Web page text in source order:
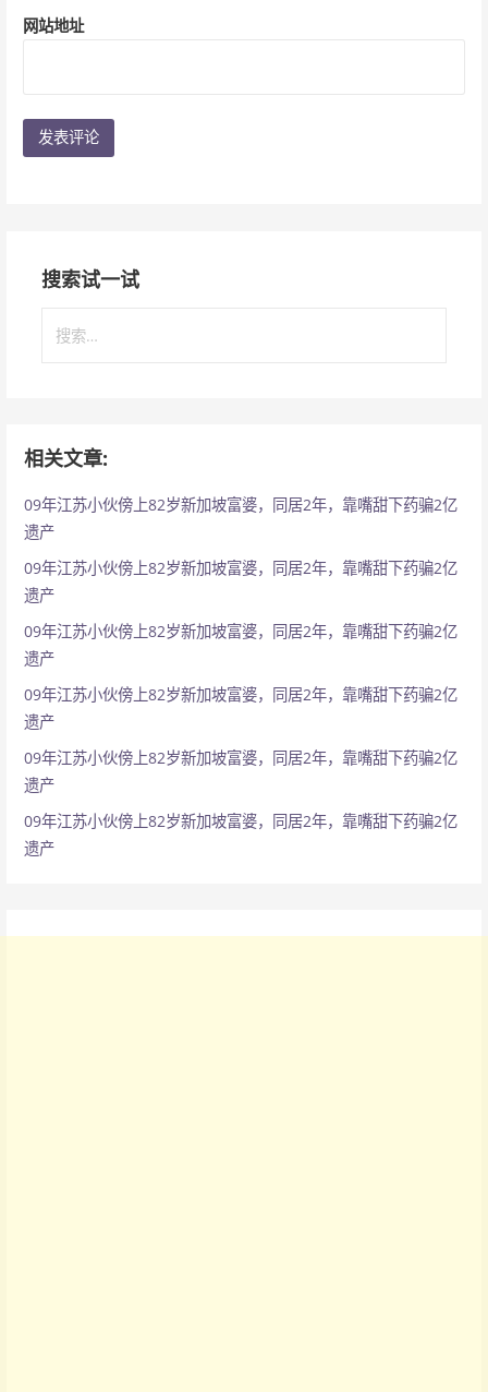
网站地址
搜索试一试
索
相关文章:
09年江苏小伙傍上82岁新加坡富婆，同居2年，靠嘴甜下药骗2亿
遗产
09年江苏小伙傍上82岁新加坡富婆，同居2年，靠嘴甜下药骗2亿
遗产
09年江苏小伙傍上82岁新加坡富婆，同居2年，靠嘴甜下药骗2亿
遗产
09年江苏小伙傍上82岁新加坡富婆，同居2年，靠嘴甜下药骗2亿
遗产
09年江苏小伙傍上82岁新加坡富婆，同居2年，靠嘴甜下药骗2亿
遗产
09年江苏小伙傍上82岁新加坡富婆，同居2年，靠嘴甜下药骗2亿
遗产